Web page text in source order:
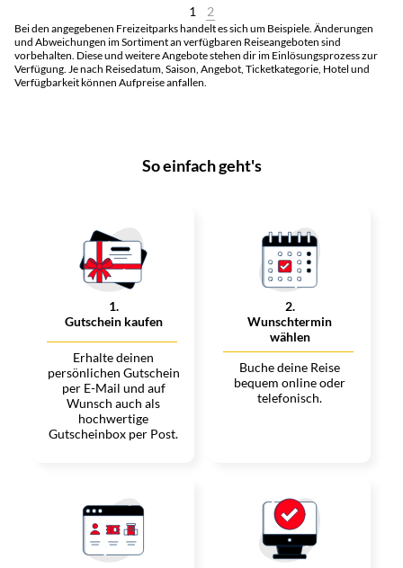
1 2
Bei den angegebenen Freizeitparks handelt es sich um Beispiele. Änderungen
und Abweichungen im Sortiment an verfügbaren Reiseangeboten sind
vorbehalten. Diese und weitere Angebote stehen dir im Einlösungsprozess zur
Verfügung. Je nach Reisedatum, Saison, Angebot, Ticketkategorie, Hotel und
Verfügbarkeit können Aufpreise anfallen.
So einfach geht's
1.
Gutschein kaufen
Erhalte deinen
persönlichen Gutschein
per E-Mail und auf
Wunsch auch als
hochwertige
Gutscheinbox per Post.
2.
Wunschtermin
wählen
Buche deine Reise
bequem online oder
telefonisch.